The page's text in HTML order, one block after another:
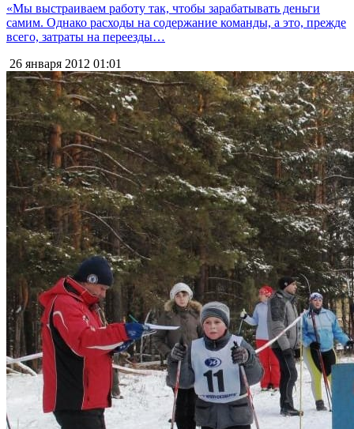
«Мы выстраиваем работу так, чтобы зарабатывать деньги
самим. Однако расходы на содержание команды, а это, прежде
всего, затраты на переезды…
26 января 2012 01:01